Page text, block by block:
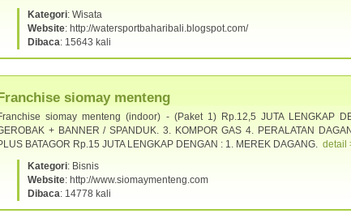
Kategori: Wisata
Website: http://watersportbaharibali.blogspot.com/
Dibaca: 15643 kali
siomay menteng
siomay menteng (indoor) - (Paket 1) Rp.12,5 JUTA LENGKAP
+ BANNER / SPANDUK. 3. KOMPOR GAS 4. PERALATAN
BATAGOR Rp.15 JUTA LENGKAP DENGAN : 1. MEREK DAGANG. detail
Kategori: Bisnis
Website: http://www.siomaymenteng.com
Dibaca: 14778 kali